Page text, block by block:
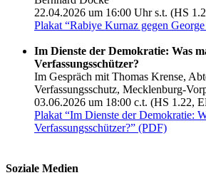
22.04.2026 um 16:00 Uhr s.t. (HS
Plakat “Rabiye Kurnaz gegen
Im Dienste der Demokratie: Was
Verfassungsschützer?
Im Gespräch mit Thomas Krense,
Verfassungsschutz, Mecklenburg-
03.06.2026 um 18:00 c.t. (HS 1.22,
Plakat “Im Dienste der Demokratie:
Verfassungsschützer?” (PDF)
Soziale Medien